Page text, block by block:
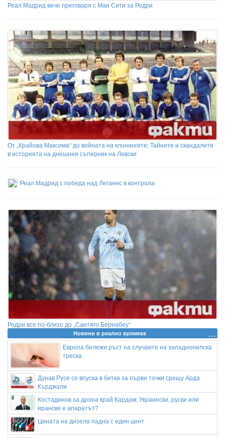
Реал Мадрид вече преговаря с Ман Сити за Родри
От „Крайова Максима“ до войната на клонингите: Тайните и скандалите
в историята на днешния съперник на Левски
Реал Мадрид с победа над Леганес в контрола
Родри все по-близо до „Сантяго Бернабеу“
Новини в реално времеss
Европа бележи ръст на случаите на западнонилска
треска
Дунав Русе се впуска в битка за първи точки срещу Арда
Кърджали
Костадинов за дрона край Кардам: Украински, руски или
ирански е апаратът?
Цената на дизела падна с един цент